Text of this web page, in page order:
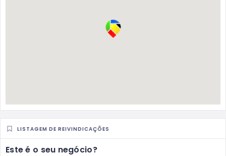
LISTAGEM DE REIVINDICAÇÕES
Este é o seu negócio?